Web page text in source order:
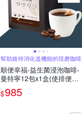
幫助維持消化道機能的現磨咖啡
順便幸福-益生菌浸泡咖啡-
曼特寧12包x1盒(使排便順
暢 乳酸菌)
$985